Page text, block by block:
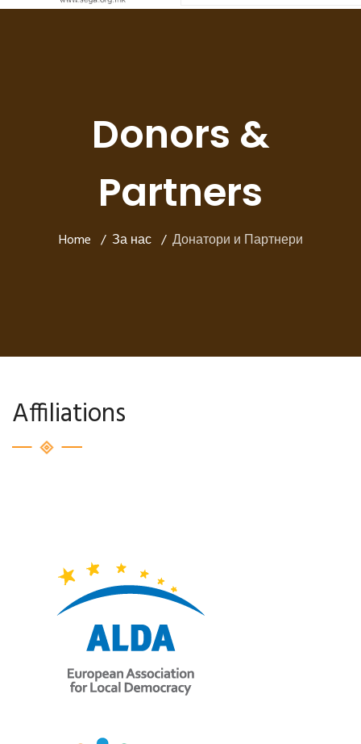
Donors &
Partners
Home За нас Донатори и Партнери
Affiliations